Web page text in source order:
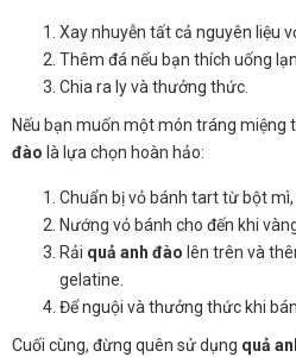
Xay nhuyễn tất cả nguyên liệu
Thêm đá nếu bạn thích uống
Chia ra ly và thưởng thức.
Nếu bạn muốn một món tráng miệng
đào là lựa chọn hoàn hảo:
Chuẩn bị vỏ bánh tart từ bột mì,
Nướng vỏ bánh cho đến khi
Rải quả anh đào lên trên và
gelatine.
Để nguội và thưởng thức khi
Cuối cùng, đừng quên sử dụng quả